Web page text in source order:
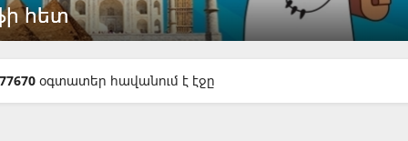
հետ
հետ
77670 օգտատեր հավանում է էջը